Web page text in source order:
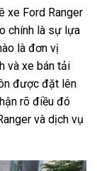
xe Ford Ranger
chính là sự lựa
là đơn vị
và xe bán tải
được đặt lên
rõ điều đó
và dịch vụ